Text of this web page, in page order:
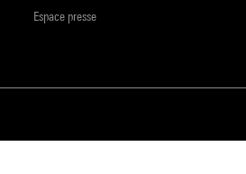
Espace presse